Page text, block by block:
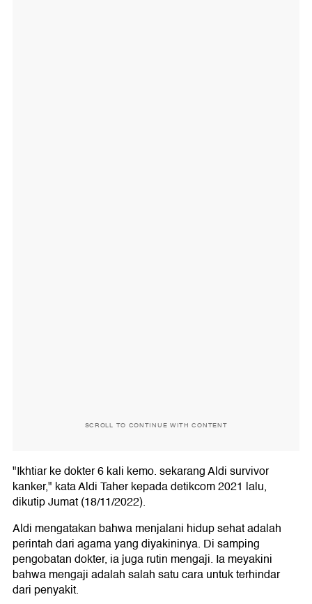
SCROLL TO CONTINUE WITH CONTENT
"Ikhtiar ke dokter 6 kali kemo. sekarang Aldi survivor
kanker," kata Aldi Taher kepada detikcom 2021 lalu,
dikutip Jumat (18/11/2022).
Aldi mengatakan bahwa menjalani hidup sehat adalah
perintah dari agama yang diyakininya. Di samping
pengobatan dokter, ia juga rutin mengaji. Ia meyakini
bahwa mengaji adalah salah satu cara untuk terhindar
dari penyakit.